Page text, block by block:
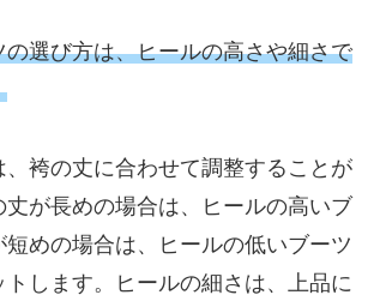
選び方は、ヒールの高さや細さで
、袴の丈に合わせて調整することが
丈が長めの場合は、ヒールの高いブ
めの場合は、ヒールの低いブーツ
トします。ヒールの細さは、上品に